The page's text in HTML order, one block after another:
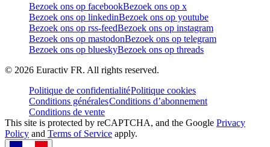
Bezoek ons op facebookBezoek ons op x
Bezoek ons op linkedinBezoek ons op youtube
Bezoek ons op rss-feedBezoek ons op instagram
Bezoek ons op mastodonBezoek ons op telegram
Bezoek ons op blueskyBezoek ons op threads
© 2026 Euractiv FR. All rights reserved.
Politique de confidentialitéPolitique cookies
Conditions généralesConditions d’abonnement
Conditions de vente
This site is protected by reCAPTCHA, and the Google Privacy
Policy and Terms of Service apply.